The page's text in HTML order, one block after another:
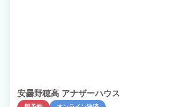
安曇野穂高 アナザーハウス